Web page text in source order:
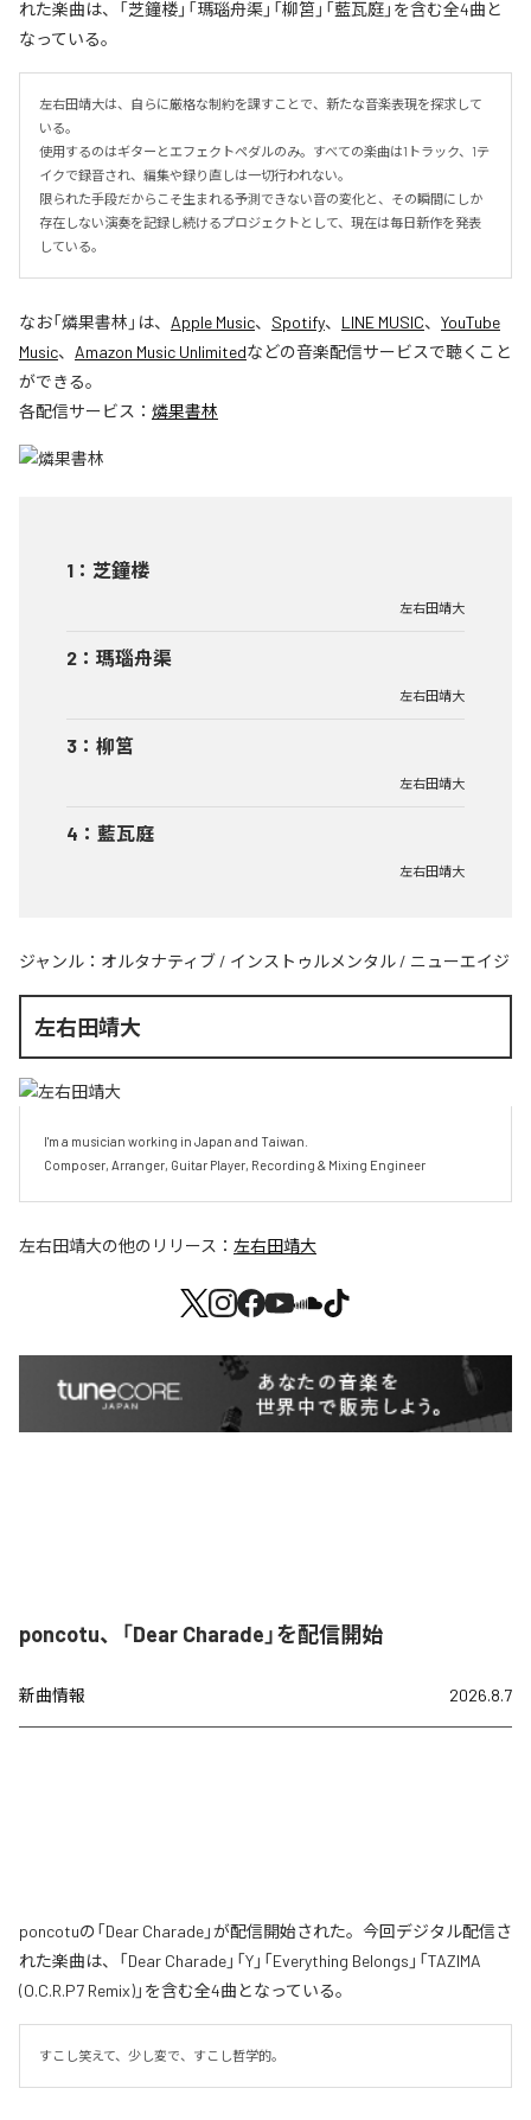
れた楽曲は、「芝鐘楼」「瑪瑙舟渠」「柳筥」「藍瓦庭」を含む全4曲と
なっている。
左右田靖大は、自らに厳格な制約を課すことで、新たな音楽表現を探求して
いる。
使用するのはギターとエフェクトペダルのみ。すべての楽曲は1トラック、1テ
イクで録音され、編集や録り直しは一切行われない。
限られた手段だからこそ生まれる予測できない音の変化と、その瞬間にしか
存在しない演奏を記録し続けるプロジェクトとして、現在は毎日新作を発表
している。
なお「燐果書林 」は、 Apple Music、 Spotify、 LINE MUSIC、 YouTube
Music、 Amazon Music Unlimitedなどの音楽配信サービスで聴くこと
ができる。
各配信サービス： 燐果書林
1 ： 芝鐘楼
左右田靖大
2 ： 瑪瑙舟渠
左右田靖大
3 ： 柳筥
左右田靖大
4 ： 藍瓦庭
左右田靖大
ジャンル： オルタナティブ / インストゥルメンタル / ニューエイジ
左右田靖大
I'm a musician working in Japan and Taiwan.
Composer, Arranger, Guitar Player, Recording & Mixing Engineer
左右田靖大の他のリリース： 左右田靖大
poncotu、「Dear Charade」を配信開始
新曲情報 2026.8.7
poncotuの「Dear Charade」が配信開始された。今回デジタル配信さ
れた楽曲は、「Dear Charade」「Y」「Everything Belongs」「TAZIMA
(O.C.R.P7 Remix)」を含む全4曲となっている。
すこし笑えて、少し変で、すこし哲学的。